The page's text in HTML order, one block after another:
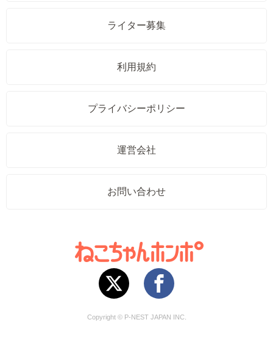
ライター募集
利用規約
プライバシーポリシー
運営会社
お問い合わせ
Copyright © P-NEST JAPAN INC.